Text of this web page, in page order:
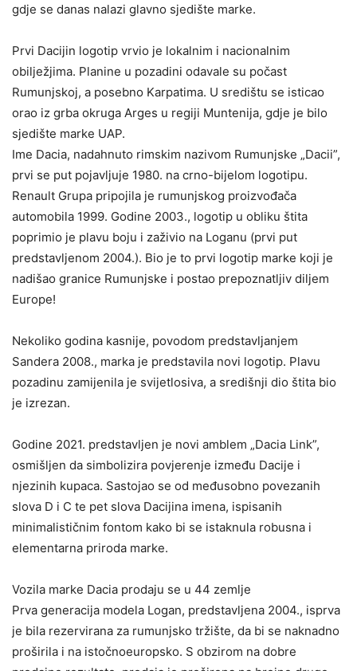
gdje se danas nalazi glavno sjedište marke.
Prvi Dacijin logotip vrvio je lokalnim i nacionalnim
obilježjima. Planine u pozadini odavale su počast
Rumunjskoj, a posebno Karpatima. U središtu se isticao
orao iz grba okruga Arges u regiji Muntenija, gdje je bilo
sjedište marke UAP.
Ime Dacia, nadahnuto rimskim nazivom Rumunjske „Dacii”,
prvi se put pojavljuje 1980. na crno-bijelom logotipu.
Renault Grupa pripojila je rumunjskog proizvođača
automobila 1999. Godine 2003., logotip u obliku štita
poprimio je plavu boju i zaživio na Loganu (prvi put
predstavljenom 2004.). Bio je to prvi logotip marke koji je
nadišao granice Rumunjske i postao prepoznatljiv diljem
Europe!
Nekoliko godina kasnije, povodom predstavljanjem
Sandera 2008., marka je predstavila novi logotip. Plavu
pozadinu zamijenila je svijetlosiva, a središnji dio štita bio
je izrezan.
Godine 2021. predstavljen je novi amblem „Dacia Link”,
osmišljen da simbolizira povjerenje između Dacije i
njezinih kupaca. Sastojao se od međusobno povezanih
slova D i C te pet slova Dacijina imena, ispisanih
minimalističnim fontom kako bi se istaknula robusna i
elementarna priroda marke.
Vozila marke Dacia prodaju se u 44 zemlje
Prva generacija modela Logan, predstavljena 2004., isprva
je bila rezervirana za rumunjsko tržište, da bi se naknadno
proširila i na istočnoeuropsko. S obzirom na dobre